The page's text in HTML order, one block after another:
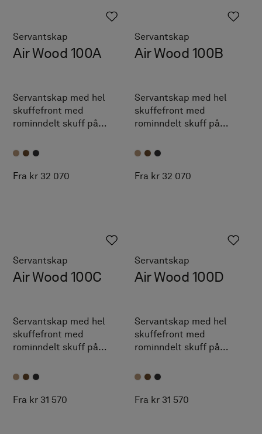
Servantskap
Air Wood 100A
Servantskap med hel
skuffefront med
rominndelt skuff på
med dør. Fingerskjøtede
Top Extreme™.
Fra kr 32 070
Servantskap
Air Wood 100B
Servantskap med hel
skuffefront med
rominndelt skuff på
med dør. Fingerskjøtede
Top Extreme™.
Fra kr 32 070
Servantskap
Air Wood 100C
Servantskap med hel
skuffefront med
rominndelt skuff på
oppbevaring. Detaljer i
Extreme™.
Fra kr 31 570
Servantskap
Air Wood 100D
Servantskap med hel
skuffefront med
rominndelt skuff på
oppbevaring. Detaljer i
Extreme™.
Fra kr 31 570